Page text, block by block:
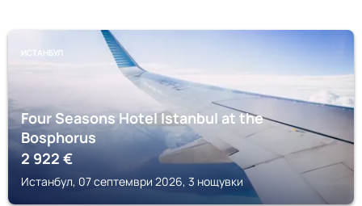
ИСТАНБУЛ
Four Seasons Hotel Istanbul at the
Bosphorus
2 922€
Истанбул, 07 септември 2026, 3 нощувки